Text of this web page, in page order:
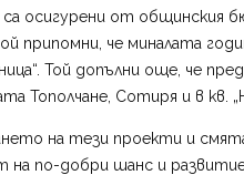
осигурени от общинския
припомни, че миналата
Той допълни още, че
Тополчане, Сотиря и в кв.
на тези проекти и
на по-добри шанс и